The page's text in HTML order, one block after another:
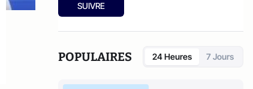
SUIVRE
POPULAIRES 24 Heures 7 Jours